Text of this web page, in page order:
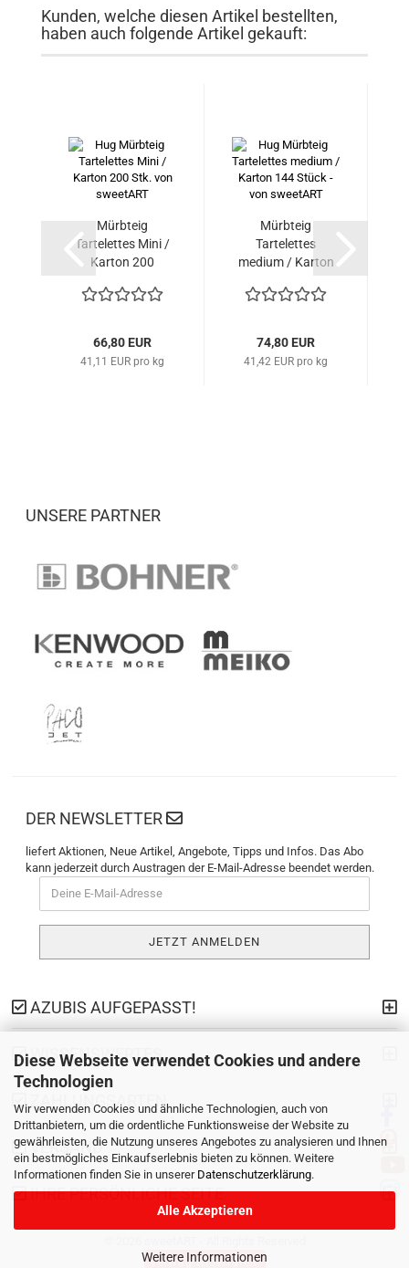
Diese Webseite verwendet Cookies und andere
Technologien
Wir verwenden Cookies und ähnliche Technologien, auch von
Drittanbietern, um die ordentliche Funktionsweise der Website zu
gewährleisten, die Nutzung unseres Angebotes zu analysieren und Ihnen
ein bestmögliches Einkaufserlebnis bieten zu können. Weitere
Informationen finden Sie in unserer Datenschutzerklärung.
Alle Akzeptieren
Weitere Informationen
Kunden, welche diesen Artikel bestellten,
haben auch folgende Artikel gekauft:
Mürbteig
Tartelettes Mini /
Karton 200
66,80 EUR
41,11 EUR pro kg
Mürbteig
Tartelettes
medium / Karton
74,80 EUR
41,42 EUR pro kg
UNSERE PARTNER
DER NEWSLETTER
liefert Aktionen, Neue Artikel, Angebote, Tipps und Infos. Das Abo
kann jederzeit durch Austragen der E-Mail-Adresse beendet werden.
AZUBIS AUFGEPASST!
WISSENSWERTES
ZAHLUNGSARTEN
VERSAND
IHRE PERSÖNLICHE SEITE
Vertrag widerrufen